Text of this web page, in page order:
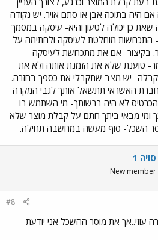
אם היה בתוכה אבן או סתם אויר. יש נקודה
כן יכולה לטעון והיא- עיסקה במסמך
התכחשות מוחלטת לעיסקה ולחתימה על
בקיצור- אם את מתכחשת לעיסקה
טוענת שלא את הזמנת אותה ולא את
יש מצב שתקבלי את כספך בחזרה.
האשראי תתשאל אותך לגבי המקרה
לא היה ברשותך- מי השתמש בו
ומי מבאי ביתך חתם על קבלת מוצר שלא
השכל- סוף מעשה במחשבה תחילה.
סויה 1
New member
#8
עוזי..אך את מוסר ההשכל אני יודעת